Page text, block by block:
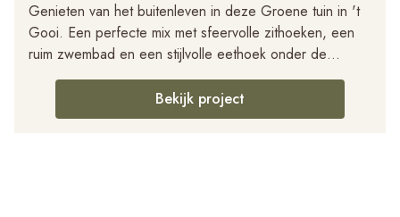
Genieten van het buitenleven in deze Groene tuin in 't
Gooi. Een perfecte mix met sfeervolle zithoeken, een
ruim zwembad en een stijlvolle eethoek onder de
bomen.
Bekijk project